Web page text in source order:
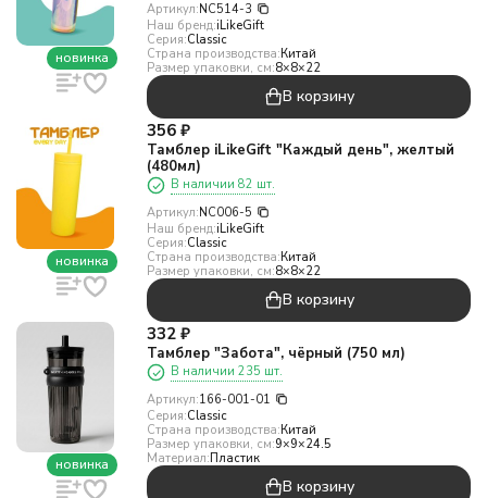
новинка
Артикул:NC514-3
Наш бренд:iLikeGift
Серия:Classic
Страна производства:Китай
Размер упаковки, см:8×8×22
В корзину
новинка
356 ₽
Тамблер iLikeGift "Каждый день", желтый
(480мл)
В наличии 82 шт.
Артикул:NC006-5
Наш бренд:iLikeGift
Серия:Classic
Страна производства:Китай
Размер упаковки, см:8×8×22
В корзину
новинка
332 ₽
Тамблер "Забота", чёрный (750 мл)
В наличии 235 шт.
Артикул:166-001-01
Серия:Classic
Страна производства:Китай
Размер упаковки, см:9×9×24.5
Материал:Пластик
В корзину